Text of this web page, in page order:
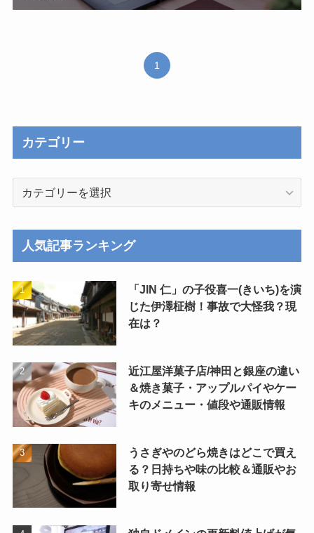
1
カテゴリー
ー
人気記事ランキング
「JIN 仁」の子役喜一(きいち)を演
じた伊澤柾樹！事故で大怪我？現
在は？
近江屋洋菓子店/神田と銀座の違い
＆焼き菓子・アップルパイやケー
キのメニュー・値段や通販情報
うさぎやのどら焼きはどこで買え
る？日持ちや味の比較＆通販やお
取り寄せ情報